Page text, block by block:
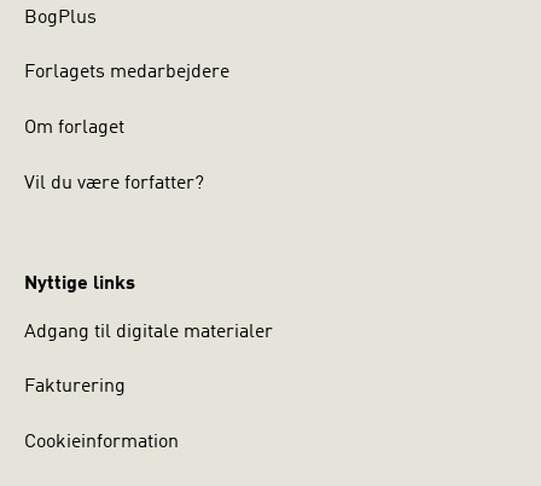
BogPlus
Forlagets medarbejdere
Om forlaget
Vil du være forfatter?
Nyttige links
Adgang til digitale materialer
Fakturering
Cookieinformation